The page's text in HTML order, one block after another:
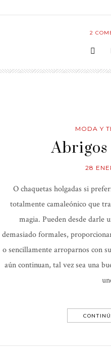
2
MODA Y
Abrigos
28
O chaquetas holgadas si
totalmente camaleónico que
magia. Pueden desde darle
demasiado formales,
o sencillamente arroparnos con
aún continuan, tal vez sea una